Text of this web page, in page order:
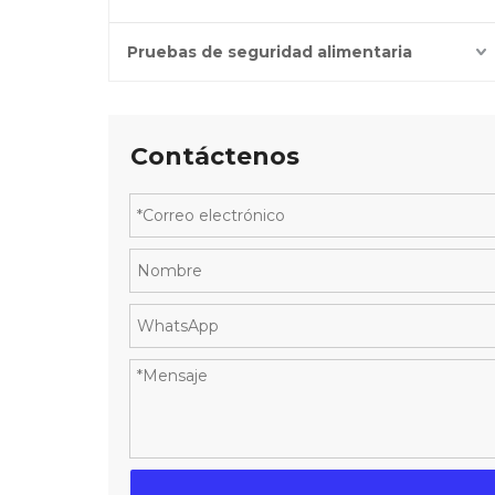
Pruebas de seguridad alimentaria
Contáctenos